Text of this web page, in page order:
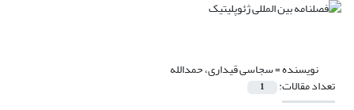
نویسنده =سجاسی قیداری، حمدالله
تعداد مقالات: 1